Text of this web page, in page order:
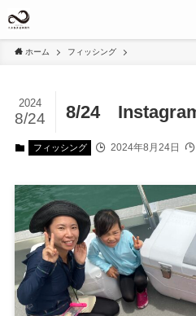
ホーム フィッシング
8/24
2024
8/24
フィッシング 2024年8月24日